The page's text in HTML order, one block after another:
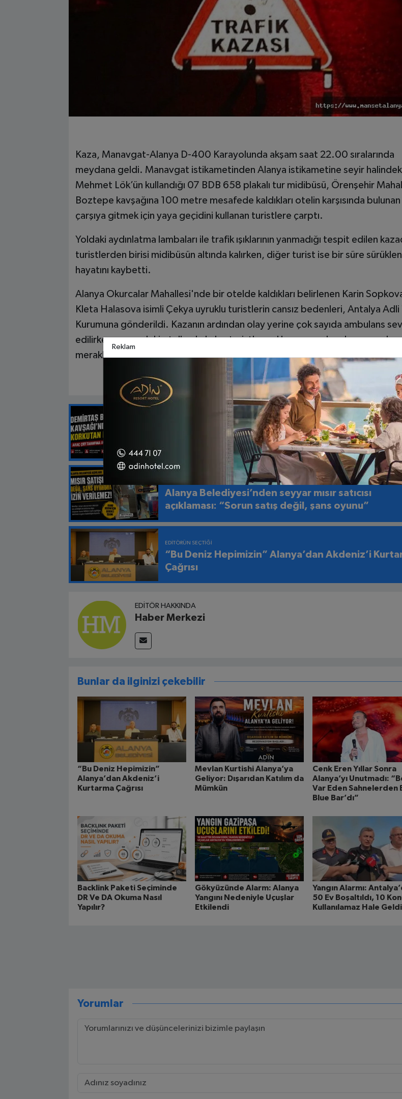
Kaza, Manavgat-Alanya D-400 Karayolunda akşam saat 22.00 sıralarında
meydana geldi. Manavgat istikametinden Alanya istikametine seyir
Mehmet Lök’ün kullandığı 07 BDB 658 plakalı tur midibüsü, Örenşehir
Boztepe kavşağına 100 metre mesafede kaldıkları otelin karşısında bulunan
çarşıya gitmek için yaya geçidini kullanan turistlere çarptı.
Yoldaki aydınlatma lambaları ile trafik ışıklarının yanmadığı tespit edilen
turistlerden birisi midibüsün altında kalırken, diğer turist ise bir süre
hayatını kaybetti.
Alanya Okurcalar Mahallesi'nde bir otelde kaldıkları belirlenen Karin
Kleta Halasova isimli Çekya uyruklu turistlerin cansız bedenleri, Antalya Adli
Kurumuna gönderildi. Kazanın ardından olay yerine çok sayıda ambulans
edilirken, çevredeki otellerde kalan turistler yol kenarına çıkarak yaşananları
meraklı bakışlarla izlediler.
Çaya Uçan Araç Korkuttu
Alanya Belediyesi’nden seyyar mısır satıcısı
açıklaması: “Sorun satış değil, şans oyunu”
EDITÖRÜN SEÇTIĞI
“Bu Deniz Hepimizin” Alanya’dan Akdeniz’i
Çağrısı
EDITÖR HAKKINDA
Haber Merkezi
Bunlar da ilginizi çekebilir
“Bu Deniz Hepimizin”
Alanya’dan Akdeniz’i
Kurtarma Çağrısı
Mevlan Kurtishi Alanya’ya
Geliyor: Dışarıdan Katılım da
Mümkün
Cenk Eren Yıllar Sonra
Alanya’yı Unutmadı:
Var Eden Sahnelerden
Blue Bar’dı”
Backlink Paketi Seçiminde
DR Ve DA Okuma Nasıl
Yapılır?
Gökyüzünde Alarm: Alanya
Yangını Nedeniyle Uçuşlar
Etkilendi
Yangın Alarmı:
50 Ev Boşaltıldı, 10
Kullanılamaz Hale Geldi
Yorumlar
Reklam